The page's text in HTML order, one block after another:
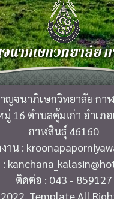
นาภิเษกวิทยาลัย
ญจนาภิเษกวิทยาลัย กา
16 ตำบลคุ้มเก่า อำเภอ
กาฬสินธุ์ 46160
าน :
ติดต่อ : 043 - 859127
Template All